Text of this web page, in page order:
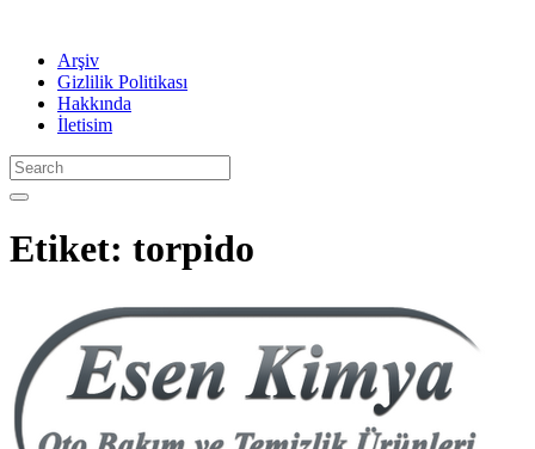
Arşiv
Gizlilik Politikası
Hakkında
İletisim
Etiket: torpido